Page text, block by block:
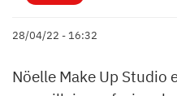
28/04/22 - 16:32
Nöelle Make Up Studio